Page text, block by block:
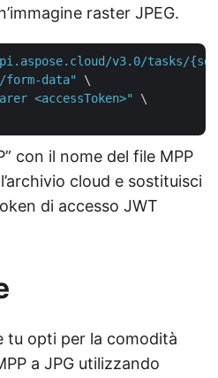
raster JPEG.
v3.0/tasks/
data"
\
<accessToken>"
\
con il nome del file MPP
cloud e sostituisci
di accesso JWT
tu opti per la comodità
a JPG utilizzando